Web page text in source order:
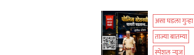
असा घडला गुन्हा
ताज्या बातम्या
स्पेशल न्यूज